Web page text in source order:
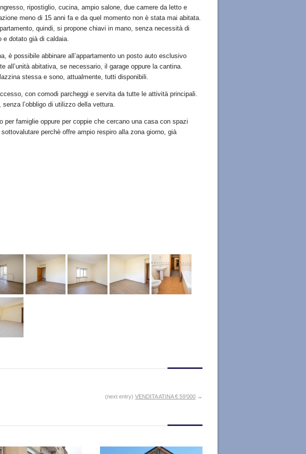
ripostiglio, cucina, ampio salone, due camere da letto e
meno di 15 anni fa e da quel momento non è stata mai abitata.
quindi, si propone chiavi in mano, senza necessità di
e dotato già di caldaia.
è possibile abbinare all’appartamento un posto auto esclusivo
all’unità abitativa, se necessario, il garage oppure la cantina.
stessa e sono, attualmente, tutti disponibili.
con comodi parcheggi e servita da tutte le attività principali.
l’obbligo di utilizzo della vettura.
per famiglie oppure per coppie che cercano una casa con spazi
perchè offre ampio respiro alla zona giorno, già
(next entry) VENDITA ATINA € 59’000 →